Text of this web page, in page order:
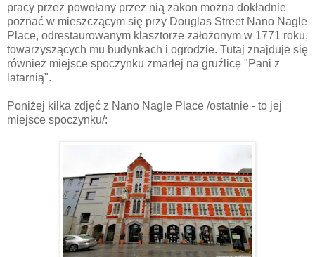
pracy przez powołany przez nią zakon można dokładnie
poznać w mieszczącym się przy Douglas Street Nano Nagle
Place, odrestaurowanym klasztorze założonym w 1771 roku,
towarzyszących mu budynkach i ogrodzie. Tutaj znajduje się
również miejsce spoczynku zmarłej na gruźlicę "Pani z
latarnią".
Poniżej kilka zdjęć z Nano Nagle Place /ostatnie - to jej
miejsce spoczynku/: